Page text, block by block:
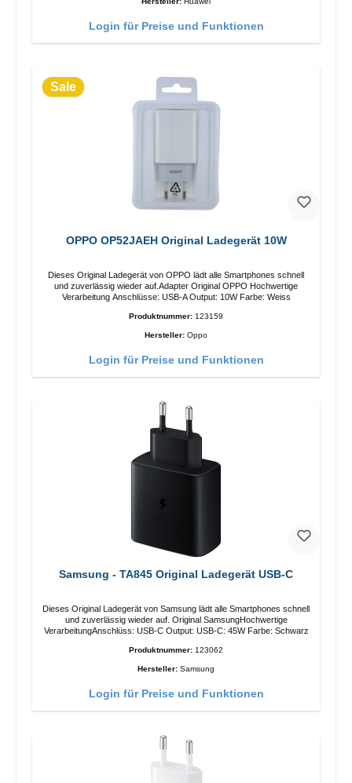
Login für Preise und Funktionen
Sale
OPPO OP52JAEH Original Ladegerät 10W
Dieses Original Ladegerät von OPPO lädt alle Smartphones schnell
und zuverlässig wieder auf.Adapter Original OPPO Hochwertige
Verarbeitung Anschlüsse: USB-A Output: 10W Farbe: Weiss
Produktnummer: 123159
Hersteller: Oppo
Login für Preise und Funktionen
Samsung - TA845 Original Ladegerät USB-C
Dieses Original Ladegerät von Samsung lädt alle Smartphones schnell
und zuverlässig wieder auf. Original SamsungHochwertige
VerarbeitungAnschlüss: USB-C Output: USB-C: 45W Farbe: Schwarz
Produktnummer: 123062
Hersteller: Samsung
Login für Preise und Funktionen